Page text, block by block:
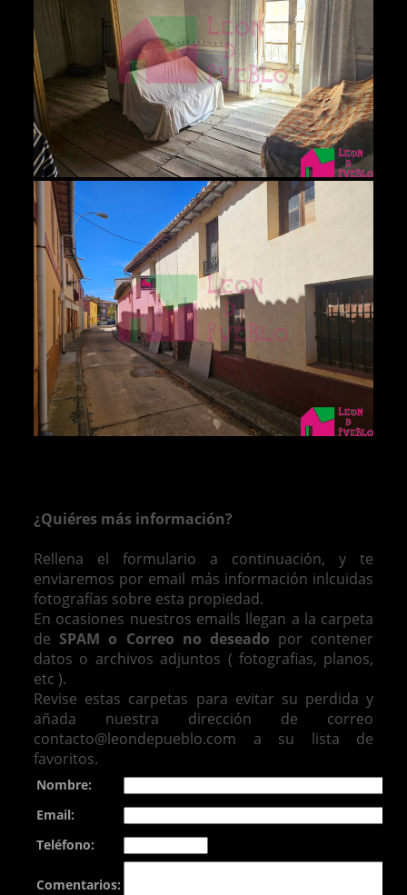
¿Quiéres más información?
Rellena el formulario a continuación, y te
enviaremos por email más información inlcuidas
fotografías sobre esta propiedad.
En ocasiones nuestros emails llegan a la carpeta
de SPAM o Correo no deseado por contener
datos o archivos adjuntos ( fotografias, planos,
etc ).
Revise estas carpetas para evitar su perdida y
añada nuestra dirección de correo
contacto@leondepueblo.com a su lista de
favoritos.
Nombre:
Email:
Teléfono:
Comentarios: